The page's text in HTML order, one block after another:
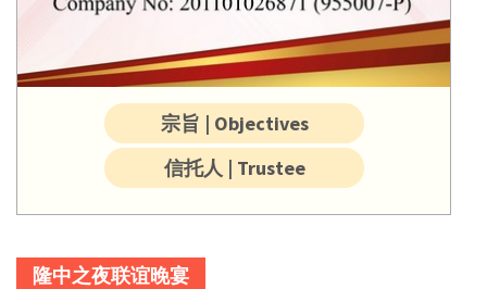
宗旨 | Objectives
信托人 | Trustee
隆中之夜联谊晚宴